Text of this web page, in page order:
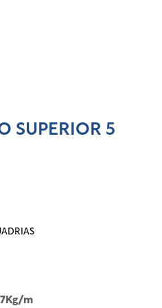
SUPERIOR 5
m